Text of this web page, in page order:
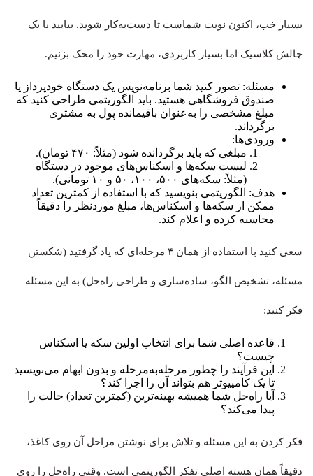
بسیار خب، اکنون نوبت شماست تا دست‌به‌کار شوید. بیایید با یک
چالش کلاسیک اما بسیار کاربردی، مهارت خود را محک بزنیم.
مسئله: تصور کنید شما برنامه‌نویس یک دستگاه خودپرداز یا
صندوق فروشگاهی هستید. باید الگوریتمی طراحی کنید که
مبلغ مشخصی را به‌عنوان باقیمانده پول به مشتری
برگرداند.
ورودی‌ها:
مبلغی که باید برگردانده شود (مثلاً: ۴۷۰ تومان).
لیست سکه‌ها و اسکناس‌های موجود در دستگاه
(مثلاً: سکه‌های ۵۰۰، ۱۰۰، ۵۰ و ۱۰ تومانی).
هدف: الگوریتمی بنویسید که با استفاده از کمترین تعداد
ممکن از سکه‌ها و اسکناس‌ها، مبلغ موردنظر را دقیقاً
محاسبه کرده و اعلام کند.
سعی کنید با استفاده از همان ۴ مرحله‌ای که یاد گرفتید (شکستن
مسئله، تشخیص الگو، ساده‌سازی و طراحی راه‌حل) به این مسئله
فکر کنید:
قاعده اصلی شما برای انتخاب اولین سکه یا اسکناس
چیست؟
این فرآیند را چطور مرحله‌به‌مرحله و بدون ابهام می‌نویسید
تا یک کامپیوتر هم بتواند آن را اجرا کند؟
آیا راه‌حل شما همیشه بهینه‌ترین (کمترین تعداد) حالت را
پیدا می‌کند؟
فکر کردن به این مسئله و تلاش برای نوشتن مراحل آن روی کاغذ،
دقیقاً همان هسته اصلی تفکر الگوریتمی است. وقتی راه‌حل را روی